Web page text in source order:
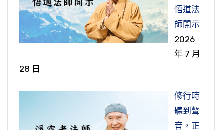
悟道法
師開示
2026
年 7 月
28 日
修行時
聽到聲
音，正